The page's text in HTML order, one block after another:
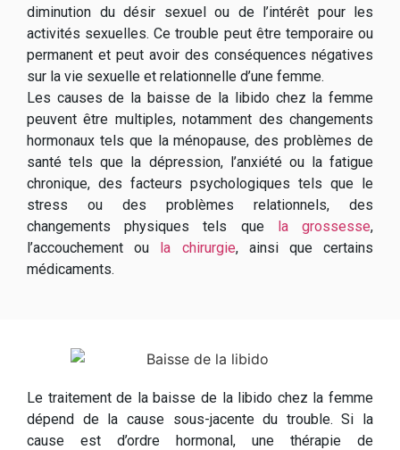
diminution du désir sexuel ou de l’intérêt pour les
activités sexuelles. Ce trouble peut être temporaire ou
permanent et peut avoir des conséquences négatives
sur la vie sexuelle et relationnelle d’une femme.
Les causes de la baisse de la libido chez la femme
peuvent être multiples, notamment des changements
hormonaux tels que la ménopause, des problèmes de
santé tels que la dépression, l’anxiété ou la fatigue
chronique, des facteurs psychologiques tels que le
stress ou des problèmes relationnels, des
changements physiques tels que la grossesse,
l’accouchement ou la chirurgie, ainsi que certains
médicaments.
Le traitement de la baisse de la libido chez la femme
dépend de la cause sous-jacente du trouble. Si la
cause est d’ordre hormonal, une thérapie de